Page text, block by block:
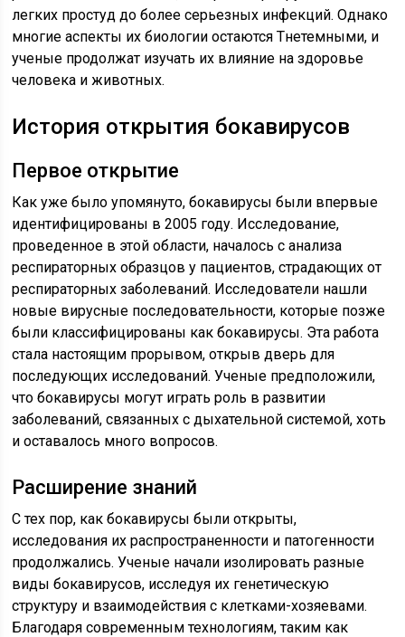
легких простуд до более серьезных инфекций. Однако
многие аспекты их биологии остаются Tнетемными, и
ученые продолжат изучать их влияние на здоровье
человека и животных.
История открытия бокавирусов
Первое открытие
Как уже было упомянуто, бокавирусы были впервые
идентифицированы в 2005 году. Исследование,
проведенное в этой области, началось с анализа
респираторных образцов у пациентов, страдающих от
респираторных заболеваний. Исследователи нашли
новые вирусные последовательности, которые позже
были классифицированы как бокавирусы. Эта работа
стала настоящим прорывом, открыв дверь для
последующих исследований. Ученые предположили,
что бокавирусы могут играть роль в развитии
заболеваний, связанных с дыхательной системой, хоть
и оставалось много вопросов.
Расширение знаний
С тех пор, как бокавирусы были открыты,
исследования их распространенности и патогенности
продолжались. Ученые начали изолировать разные
виды бокавирусов, исследуя их генетическую
структуру и взаимодействия с клетками-хозяевами.
Благодаря современным технологиям, таким как